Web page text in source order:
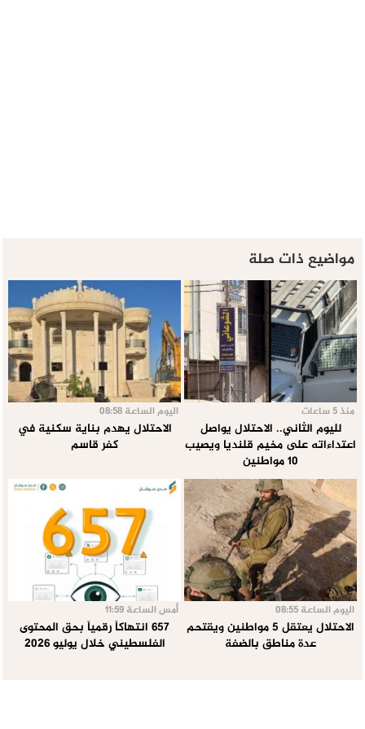
مواضيع ذات صلة
منذ 5 ساعات
لليوم الثاني.. الاحتلال يواصل
اعتداءاته على مخيم قلنديا ويصيب
10 مواطنين
اليوم الساعة 08:58
الاحتلال يهدم بناية سكنية في
كفر قاسم
اليوم الساعة 08:55
الاحتلال يعتقل 5 مواطنين ويقتحم
عدة مناطق بالضفة
أمس الساعة 11:59
657 انتهاكاً رقمياً بحق المحتوى
الفلسطيني خلال يوليو 2026